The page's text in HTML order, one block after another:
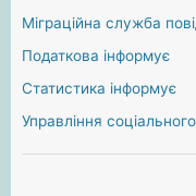
Міграційна служба
Податкова інформує
Статистика інформує
Управління